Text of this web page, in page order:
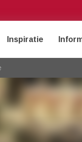
Inspiratie